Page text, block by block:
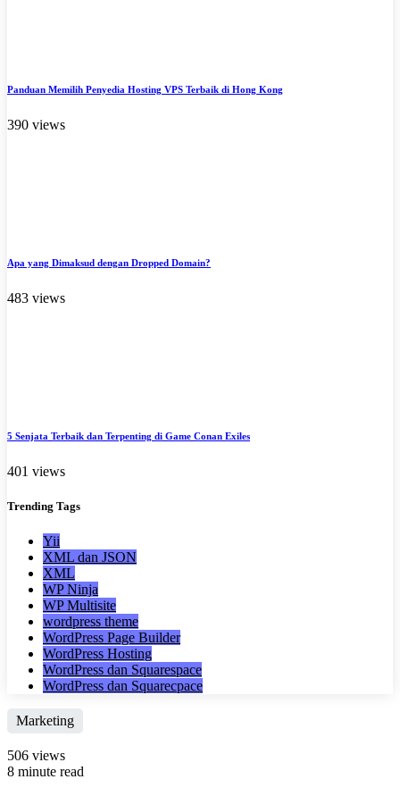
Panduan Memilih Penyedia Hosting VPS Terbaik di Hong Kong
390 views
Apa yang Dimaksud dengan Dropped Domain?
483 views
5 Senjata Terbaik dan Terpenting di Game Conan Exiles
401 views
Trending Tags
Yii
XML dan JSON
XML
WP Ninja
WP Multisite
wordpress theme
WordPress Page Builder
WordPress Hosting
WordPress dan Squarespace
WordPress dan Squarecpace
Marketing
506 views
8 minute read